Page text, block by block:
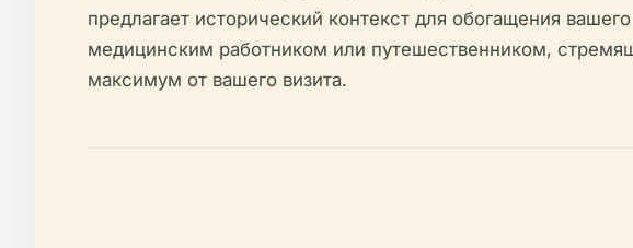
предлагает исторический контекст для обогащения
медицинским работником или путешественником,
максимум от вашего визита.